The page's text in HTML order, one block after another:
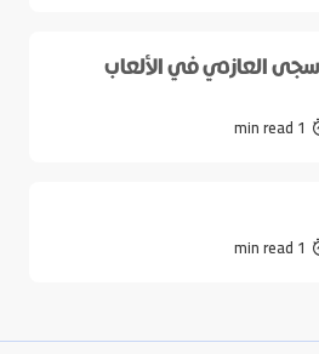
العازمي في الألعاب
1 min read
1 min read